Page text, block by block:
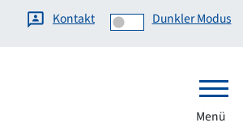
Kontakt Dunkler Modus
Menü